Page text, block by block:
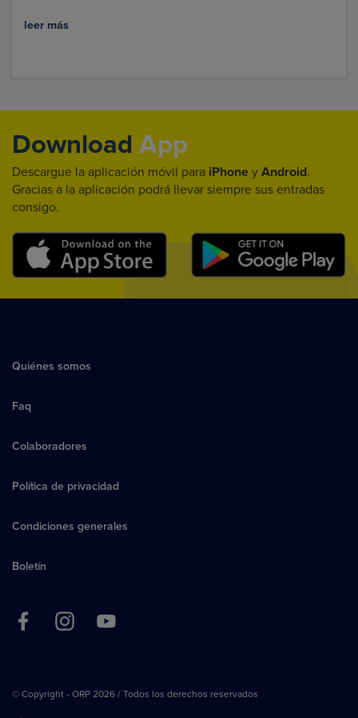
leer más
Download App
Descargue la aplicación móvil para iPhone y Android.
Gracias a la aplicación podrá llevar siempre sus entradas
consigo.
Quiénes somos
Faq
Colaboradores
Política de privacidad
Condiciones generales
Boletín
© Copyright - ORP 2026 / Todos los derechos reservados